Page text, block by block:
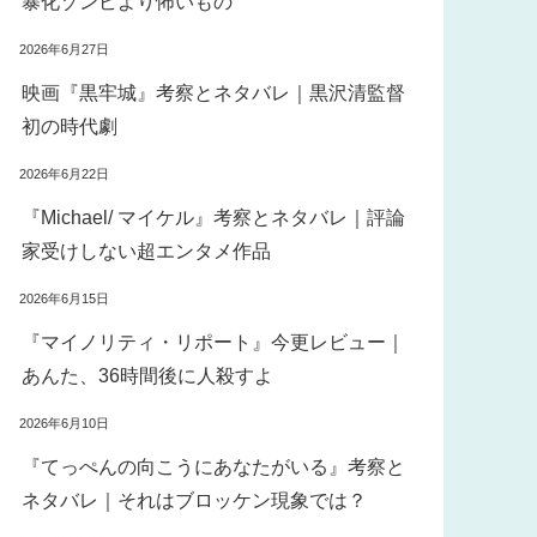
2026年6月27日
映画『黒牢城』考察とネタバレ｜黒沢清監督
初の時代劇
2026年6月22日
『Michael/ マイケル』考察とネタバレ｜評論
家受けしない超エンタメ作品
2026年6月15日
『マイノリティ・リポート』今更レビュー｜
あんた、36時間後に人殺すよ
2026年6月10日
『てっぺんの向こうにあなたがいる』考察と
ネタバレ｜それはブロッケン現象では？